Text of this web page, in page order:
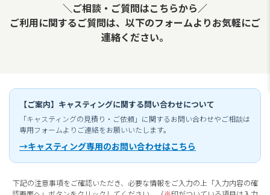
＼ご相談・ご質問はこちらから／
ご利用に関するご質問は、以下のフォームよりお気軽にご
連絡ください。
【ご案内】キャスティングに関する問い合わせについて
「キャスティングの見積り・ご依頼」に関するお問い合わせやご相談は
専用フォームよりご連絡をお願いいたします。
→キャスティング専用のお問い合わせはこちら
下記の注意事項をご確認いただき、必要な情報をご入力の上「入力内容の確